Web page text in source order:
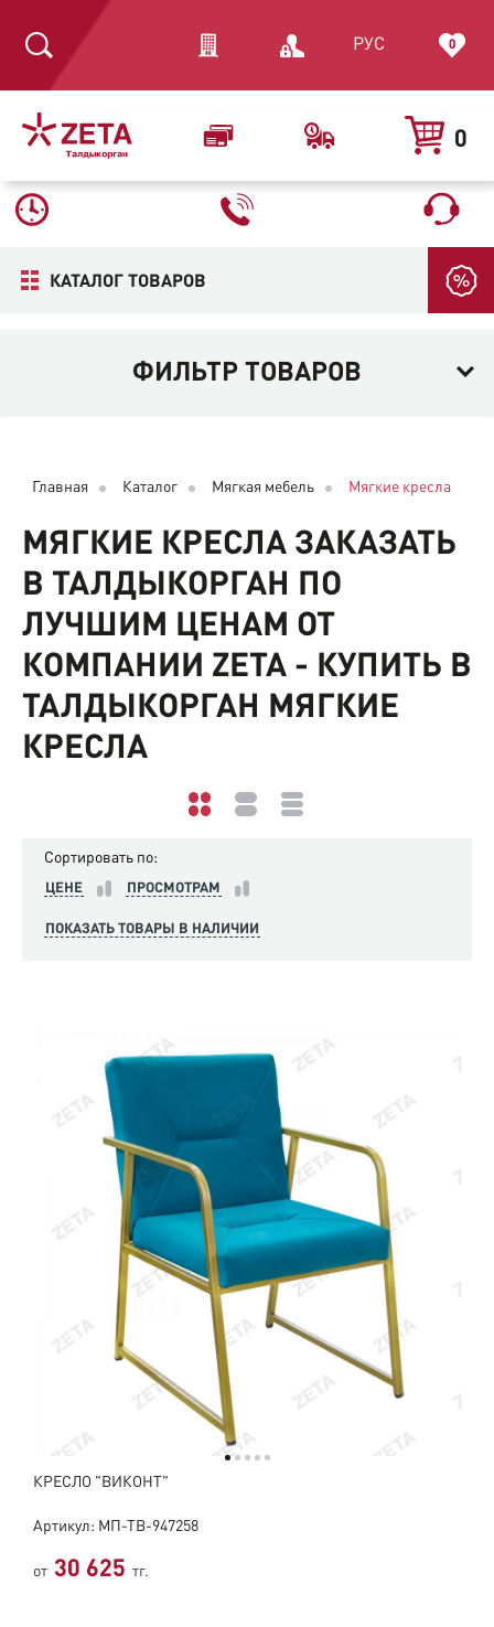
0
РУС 0
КАТАЛОГ ТОВАРОВ
ФИЛЬТР ТОВАРОВ
Главная Каталог Мягкая мебель Мягкие кресла
МЯГКИЕ КРЕСЛА ЗАКАЗАТЬ
В ТАЛДЫКОРГАН ПО
ЛУЧШИМ ЦЕНАМ ОТ
КОМПАНИИ ZETA - КУПИТЬ В
ТАЛДЫКОРГАН МЯГКИЕ
КРЕСЛА
Сортировать по:
ЦЕНЕ ПРОСМОТРАМ
ПОКАЗАТЬ ТОВАРЫ В НАЛИЧИИ
КРЕСЛО "ВИКОНТ"
Артикул: МП-ТВ-947258
от 30 625 тг.